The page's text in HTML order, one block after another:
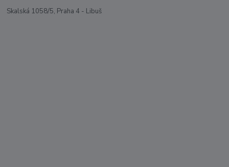
Skalská 1058/5, Praha 4 - Libuš